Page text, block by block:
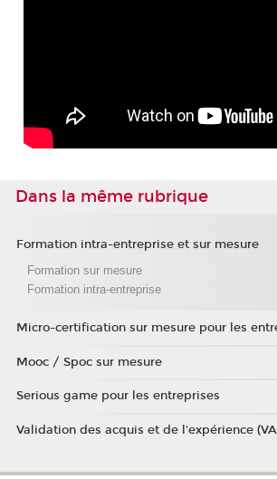
Dans la même rubrique
Formation intra-entreprise et sur mesure
Formation sur mesure
Formation intra-entreprise
Micro-certification sur mesure pour les
Mooc / Spoc sur mesure
Serious game pour les entreprises
Validation des acquis et de l'expérience